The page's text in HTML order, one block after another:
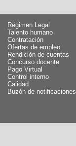
Régimen Legal
Talento humano
Contratación
Ofertas de empleo
Rendición de cuentas
Concurso docente
Pago Virtual
Control interno
Calidad
Buzón de notificaciones